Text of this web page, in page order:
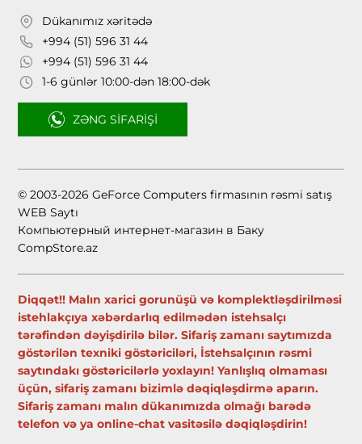
Dükanımız xəritədə
+994 (51) 596 31 44
+994 (51) 596 31 44
1-6 günlər 10:00-dən 18:00-dək
ZƏNG SIFARIŞI
© 2003-2026 GeForce Computers firmasının rəsmi satış
WEB Saytı
Компьютерный интернет-магазин в Баку
CompStore.az
Diqqət!! Malın xarici gorunüşü və komplektləşdirilməsi
istehlakçıya xəbərdarlıq edilmədən istehsalçı
tərəfindən dəyişdirilə bilər. Sifariş zamanı saytımızda
göstərilən texniki göstəriciləri, İstehsalçının rəsmi
saytındakı göstəricilərlə yoxlayın! Yanlışlıq olmaması
üçün, sifariş zamanı bizimlə dəqiqləşdirmə aparın.
Sifariş zamanı malın dükanımızda olmağı barədə
telefon və ya online-chat vasitəsilə dəqiqləşdirin!